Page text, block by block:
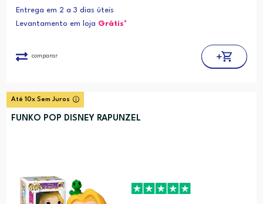
Entrega em 2 a 3 dias úteis
Levantamento em loja Grátis*
comparar
Até 10x Sem Juros
FUNKO POP DISNEY RAPUNZEL